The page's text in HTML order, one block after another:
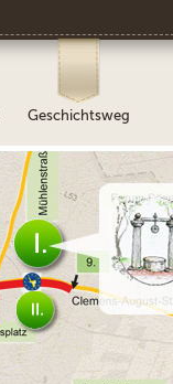
Geschichtsweg